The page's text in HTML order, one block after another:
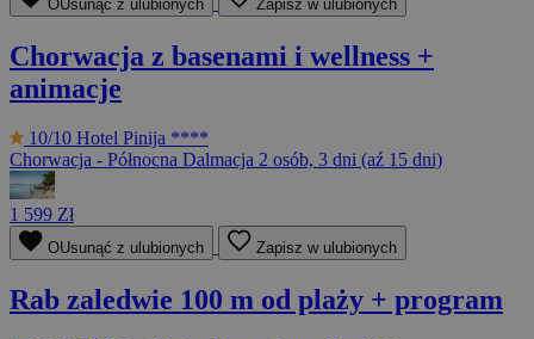
OUsunąć z ulubionych Zapisz w ulubionych
Chorwacja z basenami i wellness +
animacje
10/10 Hotel Pinija ****
Chorwacja - Północna Dalmacja 2 osób, 3 dni (aź 15 dni)
1 599 Zł
OUsunąć z ulubionych Zapisz w ulubionych
Rab zaledwie 100 m od plaży + program